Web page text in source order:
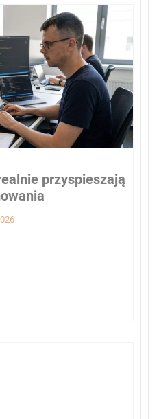
przyspieszają